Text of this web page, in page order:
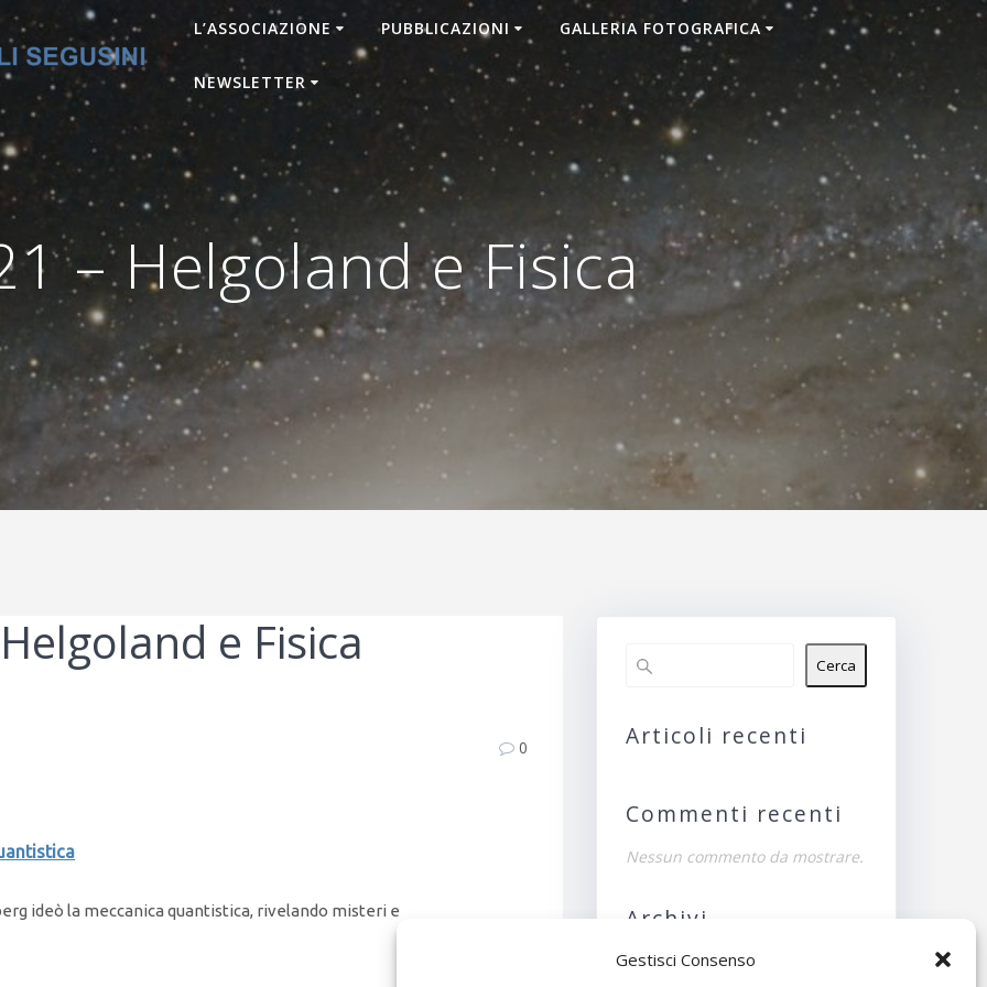
Gestisci Consenso
L’ASSOCIAZIONE PUBBLICAZIONI GALLERIA FOTOGRAFICA
NEWSLETTER
– Helgoland e Fisica
e Fisica
0
ideò la meccanica quantistica, rivelando misteri e
Cerca
Articoli recenti
Commenti recenti
Nessun commento da mostrare.
Archivi
Nessun archivio da